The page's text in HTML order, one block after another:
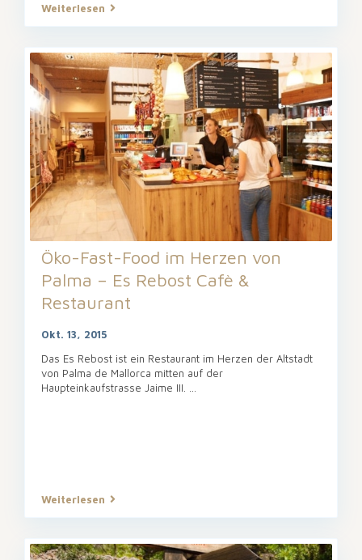
Weiterlesen
Öko-Fast-Food im Herzen von
Palma – Es Rebost Cafè &
Restaurant
Okt. 13, 2015
Das Es Rebost ist ein Restaurant im Herzen der Altstadt
von Palma de Mallorca mitten auf der
Haupteinkaufstrasse Jaime III. ...
Weiterlesen